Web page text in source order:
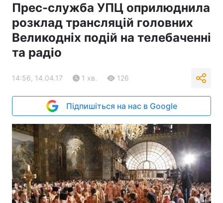
Прес-служба УПЦ оприлюднила
розклад трансляцій головних
Великодніх подій на телебаченні
та радіо
14:56, 14.04.17 1 хв. 126
Підпишіться на нас в Google